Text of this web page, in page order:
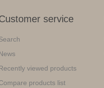
service
viewed products
products list